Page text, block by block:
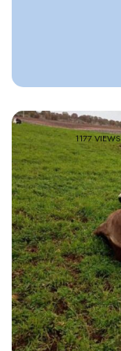
1177 VIEWS